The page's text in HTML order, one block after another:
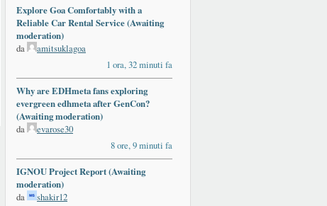
Explore Goa Comfortably with a
Reliable Car Rental Service (Awaiting
moderation)
da
amitsuklagoa
1 ora, 32 minuti fa
Why are EDHmeta fans exploring
evergreen edhmeta after GenCon?
(Awaiting moderation)
da
evarose30
8 ore, 9 minuti fa
IGNOU Project Report (Awaiting
moderation)
da
shakir12